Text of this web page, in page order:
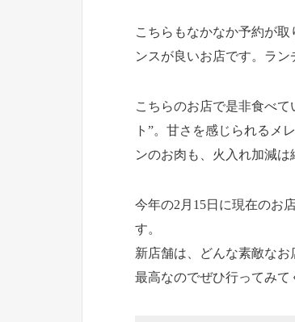
こちらもなかなか予約が
ンスが良いお店です。ラン
こちらのお店で是非食べ
ト”。甘さを感じられるメ
ンのお肉も、火入れ加減
今年の2月15日に現在のお
す。
新店舗は、どんな素敵な
最高なのでぜひ行ってみて